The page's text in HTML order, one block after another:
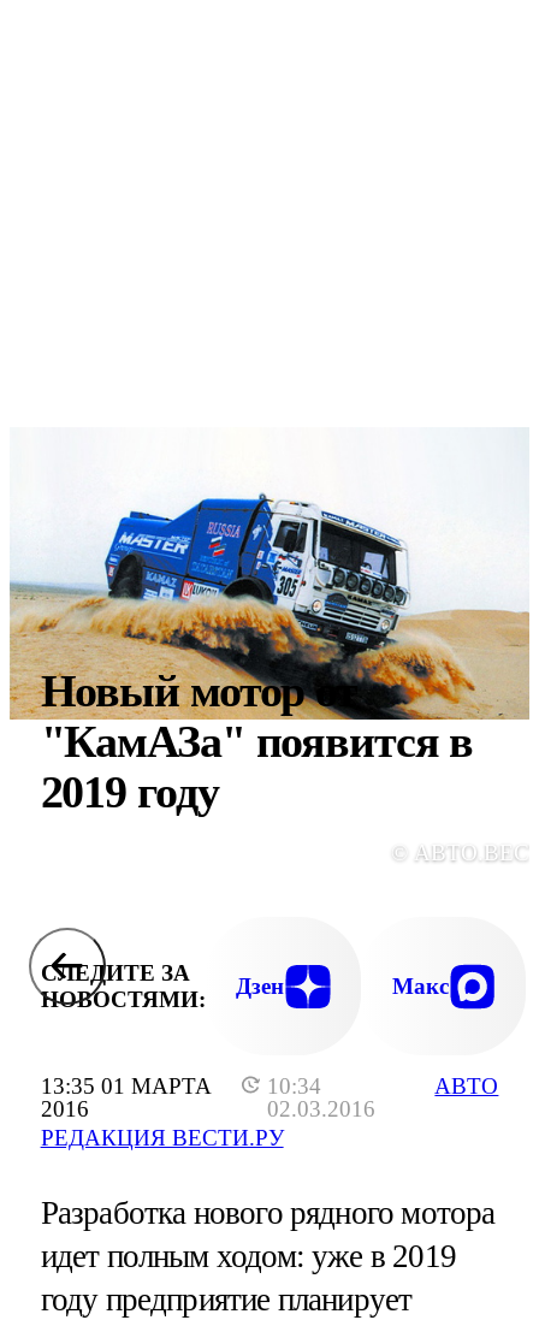
13:35 01 МАРТА
2016
10:34
02.03.2016
РЕДАКЦИЯ ВЕСТИ.РУ
АВТО
Новый мотор от
"КамАЗа" появится в
2019 году
©
СЛЕДИТЕ ЗА
НОВОСТЯМИ:
Дзен Макс
Разработка нового рядного мотора
идет полным ходом: уже в 2019
году предприятие планирует